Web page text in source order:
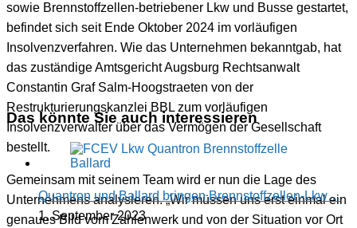
sowie Brennstoffzellen-betriebener Lkw und Busse gestartet,
befindet sich seit Ende Oktober 2024 im vorläufigen
Insolvenzverfahren. Wie das Unternehmen bekanntgab, hat
das zuständige Amtsgericht Augsburg Rechtsanwalt
Constantin Graf Salm-Hoogstraeten von der
Restrukturierungskanzlei BBL zum vorläufigen
Insolvenzverwalter über das Vermögen der Gesellschaft
bestellt.
Gemeinsam mit seinem Team wird er nun die Lage des
Unternehmens analysieren. „Wir müssen uns erst einmal ein
genaues Bild vom Zahlenwerk und von der Situation vor Ort
Das könnte Sie auch interessieren
Quantron und Ballard bringen Brennstoffzellen-Lkw…
1. September 2023